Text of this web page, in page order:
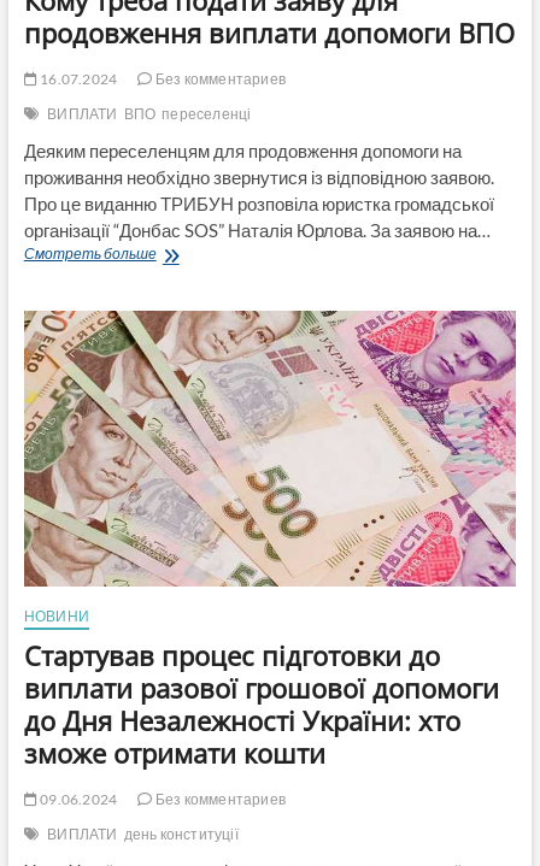
продовження виплати допомоги ВПО
16.07.2024
Без комментариев
ВИПЛАТИ ВПО переселенці
Деяким переселенцям для продовження допомоги на
проживання необхідно звернутися із відповідною заявою.
Про це виданню ТРИБУН розповіла юристка громадської
організації “Донбас SOS” Наталія Юрлова. За заявою на…
Смотреть большеКому
заяву
для
продовження
виплати
допомоги
ВПО
НОВИНИ
Стартував процес підготовки до
виплати разової грошової допомоги
до Дня Незалежності України: хто
зможе отримати кошти
09.06.2024
Без комментариев
ВИПЛАТИ день конституції